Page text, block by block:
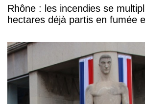
Rhône : les incendies se
hectares déjà partis en fumée